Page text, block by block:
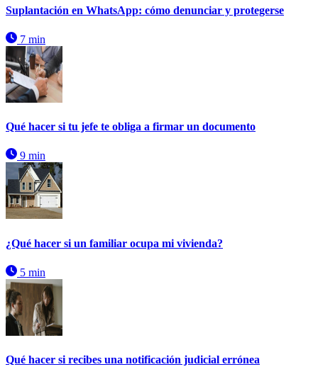
Suplantación en WhatsApp: cómo denunciar y protegerse
7 min
Qué hacer si tu jefe te obliga a firmar un documento
9 min
¿Qué hacer si un familiar ocupa mi vivienda?
5 min
Qué hacer si recibes una notificación judicial errónea